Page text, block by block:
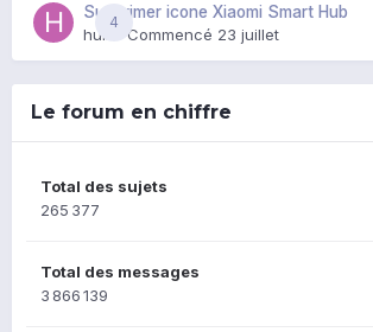
4
Supprimer icone Xiaomi Smart Hub
huik · Commencé 23 juillet
Le forum en chiffre
Total des sujets
265 377
Total des messages
3 866 139